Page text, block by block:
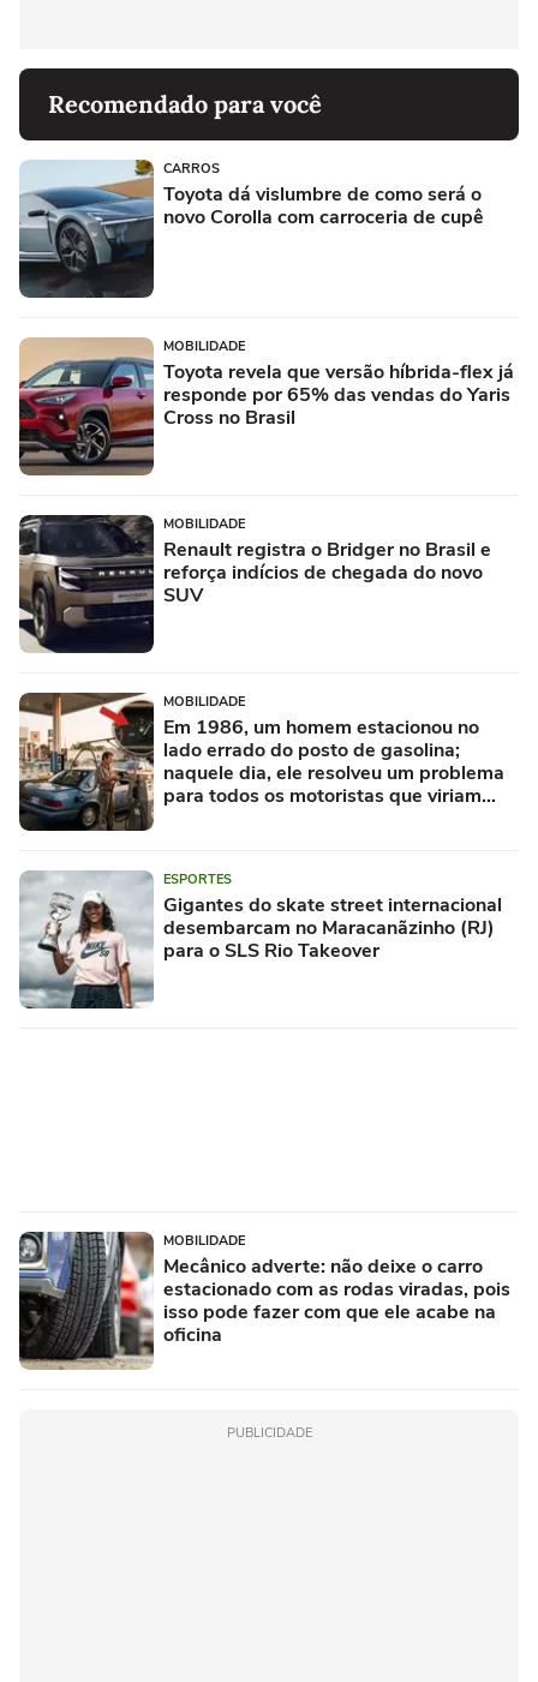
Recomendado para você
CARROS
Toyota dá vislumbre de como será o
novo Corolla com carroceria de cupê
MOBILIDADE
Toyota revela que versão híbrida-flex já
responde por 65% das vendas do Yaris
Cross no Brasil
MOBILIDADE
Renault registra o Bridger no Brasil e
reforça indícios de chegada do novo
SUV
MOBILIDADE
Em 1986, um homem estacionou no
lado errado do posto de gasolina;
naquele dia, ele resolveu um problema
para todos os motoristas que viriam
ESPORTES
Gigantes do skate street internacional
desembarcam no Maracanãzinho (RJ)
para o SLS Rio Takeover
MOBILIDADE
Mecânico adverte: não deixe o carro
estacionado com as rodas viradas, pois
isso pode fazer com que ele acabe na
oficina
PUBLICIDADE